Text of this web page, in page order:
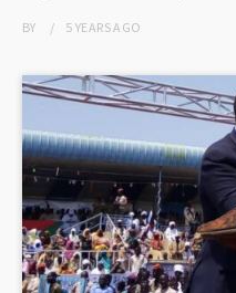
BY 5 YEARSAGO